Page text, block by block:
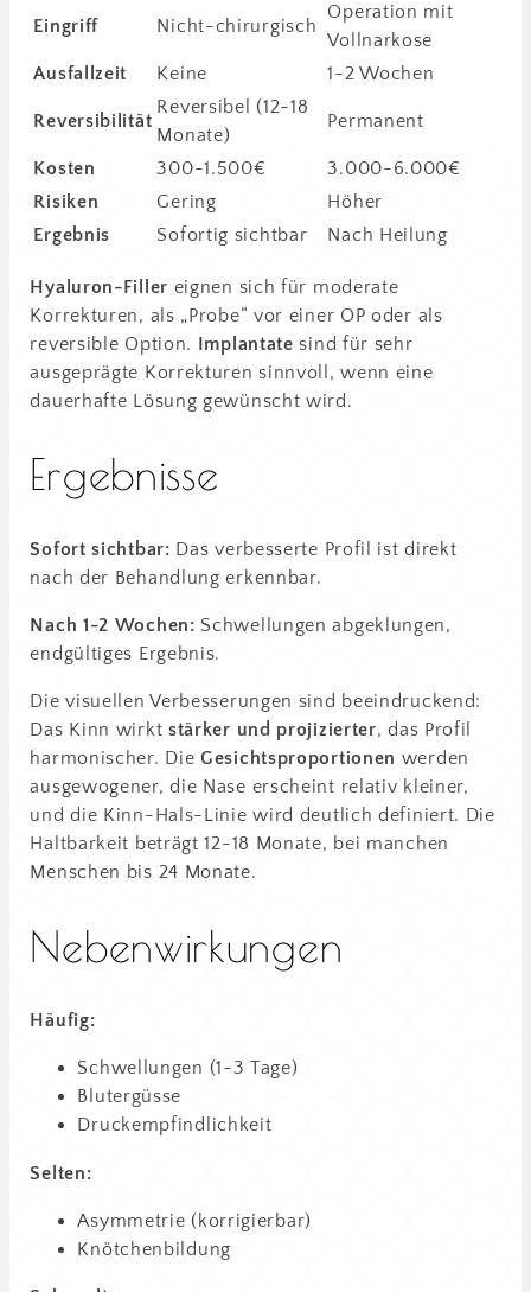
Eingriff Nicht-chirurgisch
Operation mit
Vollnarkose
Ausfallzeit
Keine 1-2 Wochen
Reversibilität
Reversibel (12-18
Monate)
Permanent
Kosten 300-1.500€
3.000-6.000€
Risiken
Gering
Höher
Ergebnis
Sofortig sichtbar Nach Heilung
Hyaluron-Filler eignen sich für moderate
Korrekturen, als „Probe“ vor einer OP oder als
reversible Option. Implantate sind für sehr
ausgeprägte Korrekturen sinnvoll, wenn eine
dauerhafte Lösung gewünscht wird.
Ergebnisse
Sofort sichtbar: Das verbesserte Profil ist direkt
nach der Behandlung erkennbar.
Nach 1-2 Wochen: Schwellungen abgeklungen,
endgültiges Ergebnis.
Die visuellen Verbesserungen sind beeindruckend:
Das Kinn wirkt stärker und projizierter, das Profil
harmonischer. DieGesichtsproportionen werden
ausgewogener, die Nase erscheint relativ kleiner,
und die Kinn-Hals-Linie wird deutlich definiert. Die
Haltbarkeit beträgt 12-18 Monate, bei manchen
Menschen bis 24 Monate.
Nebenwirkungen
Häufig:
Schwellungen (1-3 Tage)
Blutergüsse
Druckempfindlichkeit
Selten:
Asymmetrie (korrigierbar)
Knötchenbildung